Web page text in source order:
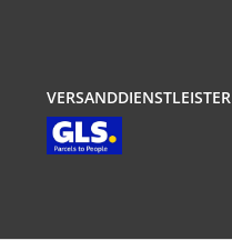
VERSANDDIENSTLEISTER